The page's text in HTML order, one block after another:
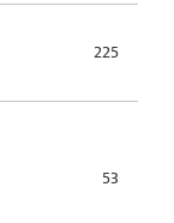
225
53